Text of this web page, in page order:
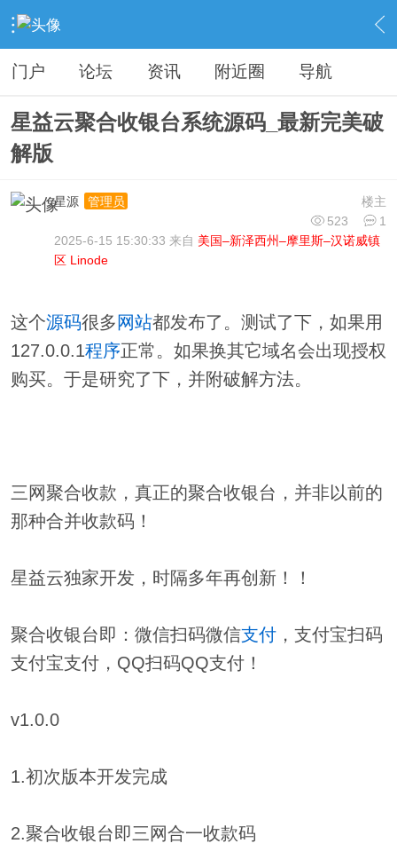
› 分类信息 › 源码模板 › 内容
门户 论坛 资讯 附近圈 导航
星益云聚合收银台系统源码_最新完美破
解版
楼主
星源
管理员
523
1
2025-6-15 15:30:33 来自 美国–新泽西州–摩里斯–汉诺威镇
区 Linode
这个源码很多 网站都发布了。测试了下，如果用
127.0.0.1程序正常。如果换其它域名会出现授权
购买。于是研究了下，并附破解方法。
三网聚合收款，真正的聚合收银台，并非以前的
那种合并收款码！
星益云独家开发，时隔多年再创新！！
聚合收银台即：微信扫码微信支付，支付宝扫码
支付宝支付，QQ扫码QQ支付！
v1.0.0
1.初次版本开发完成
2.聚合收银台即三网合一收款码